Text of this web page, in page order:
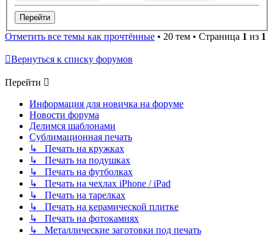
Отметить все темы как прочтённые • 20 тем • Страница 1 из 1
Вернуться к списку форумов
Перейти
Информация для новичка на форуме
Новости форума
Делимся шаблонами
Сублимационная печать
↳ Печать на кружках
↳ Печать на подушках
↳ Печать на футболках
↳ Печать на чехлах iPhone / iPad
↳ Печать на тарелках
↳ Печать на керамической плитке
↳ Печать на фотокамнях
↳ Металлические заготовки под печать